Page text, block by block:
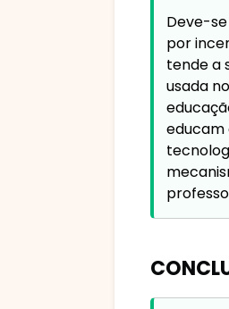
Deve-
por
tende a
usada
educam